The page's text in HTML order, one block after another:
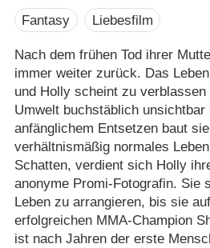
Fantasy Liebesfilm
Nach dem frühen Tod ihrer
immer weiter zurück. Das
und Holly scheint zu
Umwelt buchstäblich unsichtbar
anfänglichem Entsetzen baut
verhältnismäßig normales
Schatten, verdient sich Holly
anonyme Promi-Fotografin. Sie
Leben zu arrangieren, bis sie
erfolgreichen MMA-Champion
ist nach Jahren der erste